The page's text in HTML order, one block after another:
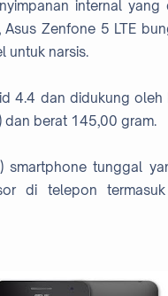
internal
Zenfone 5 LTE
untuk narsis.
4.4 dan didukung
berat 145,00 gram.
tunggal
di telepon